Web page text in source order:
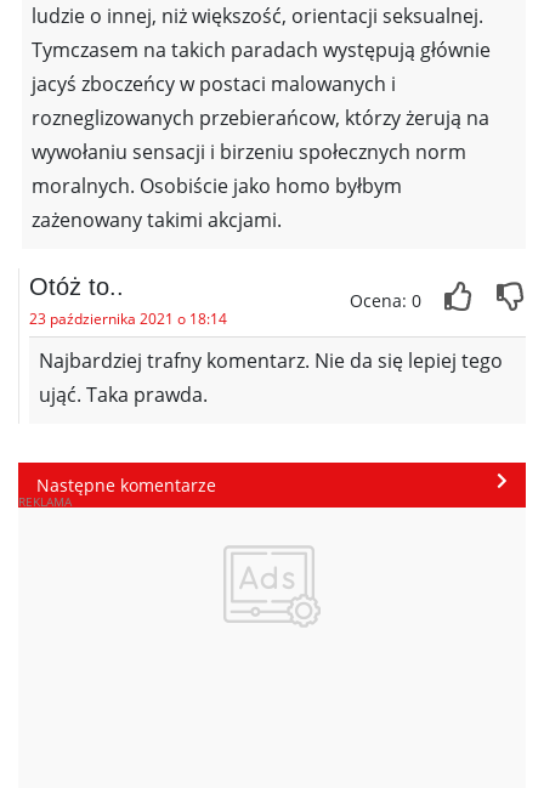
ludzie o innej, niż większość, orientacji seksualnej.
Tymczasem na takich paradach występują głównie
jacyś zboczeńcy w postaci malowanych i
rozneglizowanych przebierańcow, którzy żerują na
wywołaniu sensacji i birzeniu społecznych norm
moralnych. Osobiście jako homo byłbym
zażenowany takimi akcjami.
Otóż to..
23 października 2021 o 18:14
Ocena: 0
Najbardziej trafny komentarz. Nie da się lepiej tego
ująć. Taka prawda.
Następne komentarze